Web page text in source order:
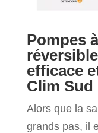
Pompes
efficace
Clim Sud
Alors que la
grands pas, il